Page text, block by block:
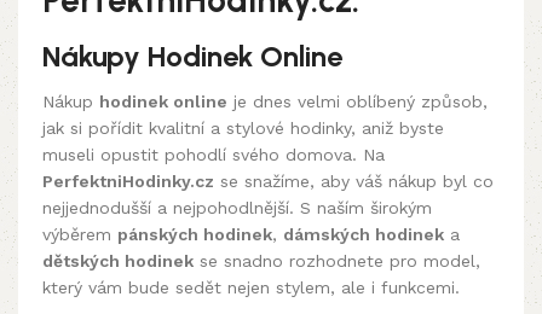
Nákupy Hodinek Online
Nákup hodinek online je dnes velmi oblíbený způsob,
jak si pořídit kvalitní a stylové hodinky, aniž byste
museli opustit pohodlí svého domova. Na
PerfektniHodinky.cz se snažíme, aby váš nákup byl co
nejjednodušší a nejpohodlnější. S naším širokým
výběrem pánských hodinek, dámských hodinek a
dětských hodinek se snadno rozhodnete pro model,
který vám bude sedět nejen stylem, ale i funkcemi.